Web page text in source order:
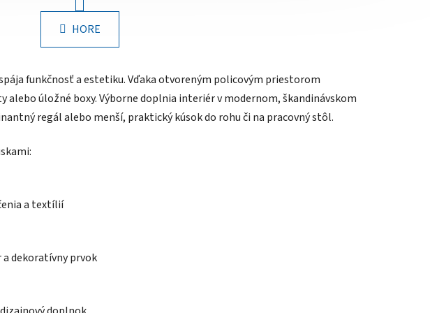
v
l
á
a
i
e
i
r
n
k
a
n
i
HORE
funkčnosť a estetiku. Vďaka otvoreným policovým priestorom
alebo úložné boxy. Výborne doplnia interiér v modernom, škandinávskom
regál alebo menší, praktický kúsok do rohu či na pracovný stôl.
a textílií
dekoratívny prvok